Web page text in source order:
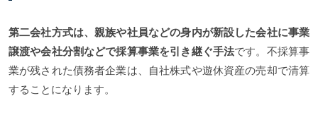
第二会社方式は、親族や社員などの身内が新設した会社に事業
譲渡や会社分割などで採算事業を引き継ぐ手法です。不採算事
業が残された債務者企業は、自社株式や遊休資産の売却で清算
することになります。